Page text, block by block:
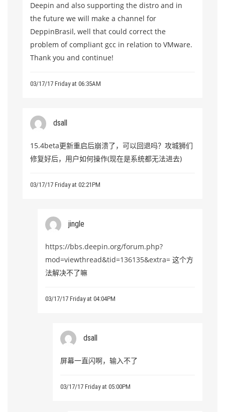
Deepin and also supporting the distro and in
the future we will make a channel for
DeppinBrasil, well that could correct the
problem of compliant gcc in relation to VMware.
Thank you and continue!
03/17/17 Friday at 06:35AM
dsall
15.4beta更新重启后崩溃了，可以回退吗？攻城狮们
修复好后，用户如何操作(现在是系统都无法进去)
03/17/17 Friday at 02:21PM
jingle
https://bbs.deepin.org/forum.php?
mod=viewthread&tid=136135&extra= 这个方
法解决不了嘛
03/17/17 Friday at 04:04PM
dsall
屏幕一直闪啊，输入不了
03/17/17 Friday at 05:00PM